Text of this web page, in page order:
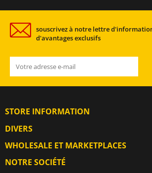
souscrivez à notre lettre
d'avantages exclusifs
STORE INFORMATION
DIVERS
WHOLESALE ET MARKETPLACES
NOTRE SOCIÉTÉ